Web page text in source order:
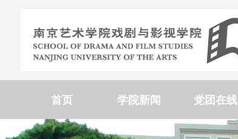
首页 学院新闻 党团在线